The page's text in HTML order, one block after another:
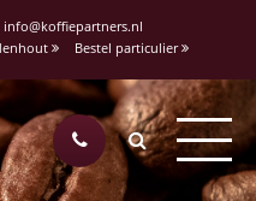
info@koffiepartners.nl
Bestel particulier